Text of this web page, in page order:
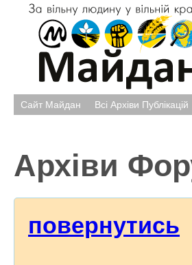
Сайт Майдан Всі Архіви Публікацій
Архіви
повернутись